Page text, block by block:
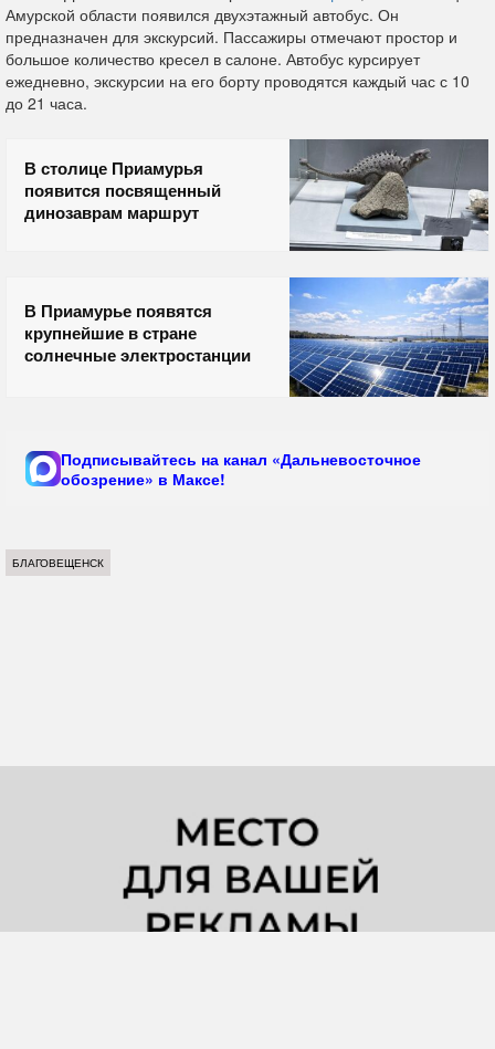
Амурской области появился двухэтажный автобус. Он
предназначен для экскурсий. Пассажиры отмечают простор и
большое количество кресел в салоне. Автобус курсирует
ежедневно, экскурсии на его борту проводятся каждый час с 10
до 21 часа.
В столице Приамурья
появится посвященный
динозаврам маршрут
В Приамурье появятся
крупнейшие в стране
солнечные электростанции
Подписывайтесь на канал «Дальневосточное
обозрение» в Максе!
БЛАГОВЕЩЕНСК